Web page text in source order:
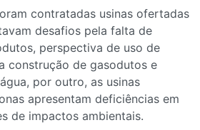
contratadas usinas ofertadas
desafios pela falta de
perspectiva de uso de
construção de gasodutos e
por outro, as usinas
apresentam deficiências em
de impactos ambientais.